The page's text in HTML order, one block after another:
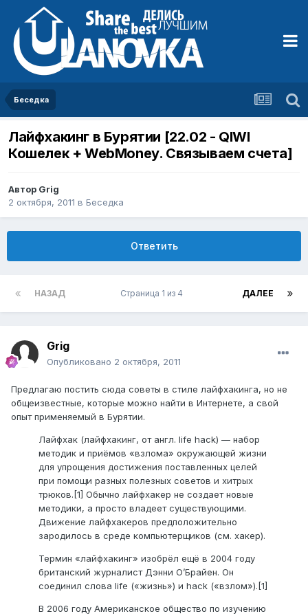
Беседка
Лайфхакинг в Бурятии [22.02 - QIWI
Кошелек + WebMoney. Связываем счета]
Автор Grig
2 октября, 2011 в Беседка
Ответить
НАЗАД ДАЛЕЕ
Страница 1 из 4
Grig
Опубликовано 2 октября, 2011
Предлагаю постить сюда советы в стиле лайфхакинга, но не
общеизвестные, которые можно найти в Интернете, а свой
опыт применяемый в Бурятии.
Лайфхак (лайфхакинг, от англ. life hack) — набор
методик и приёмов «взлома» окружающей жизни
для упрощения достижения поставленных целей
при помощи разных полезных советов и хитрых
трюков.[1] Обычно лайфхакер не создает новые
методики, а просто владеет существующими.
Движение лайфхакеров предположительно
зародилось в среде компьютерщиков (см. хакер).
Термин «лайфхакинг» изобрёл ещё в 2004 году
британский журналист Дэнни О’Брайен. Он
соединил слова life («жизнь») и hack («взлом»).[1]
В 2006 году Американское общество по изучению